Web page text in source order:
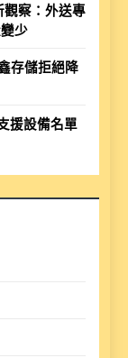
觀察：外送專
少
存儲拒絕降
援設備名單